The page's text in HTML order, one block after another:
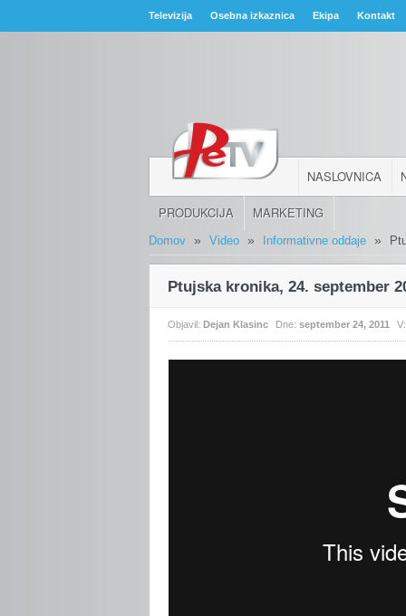
Televizija Osebna izkaznica Ekipa Kontakt
NASLOVNICA
PRODUKCIJA MARKETING
Domov » Video » Informativne oddaje »
Ptujska kronika, 24. september
Objavil:Dejan Klasinc Dne:september 24, 2011